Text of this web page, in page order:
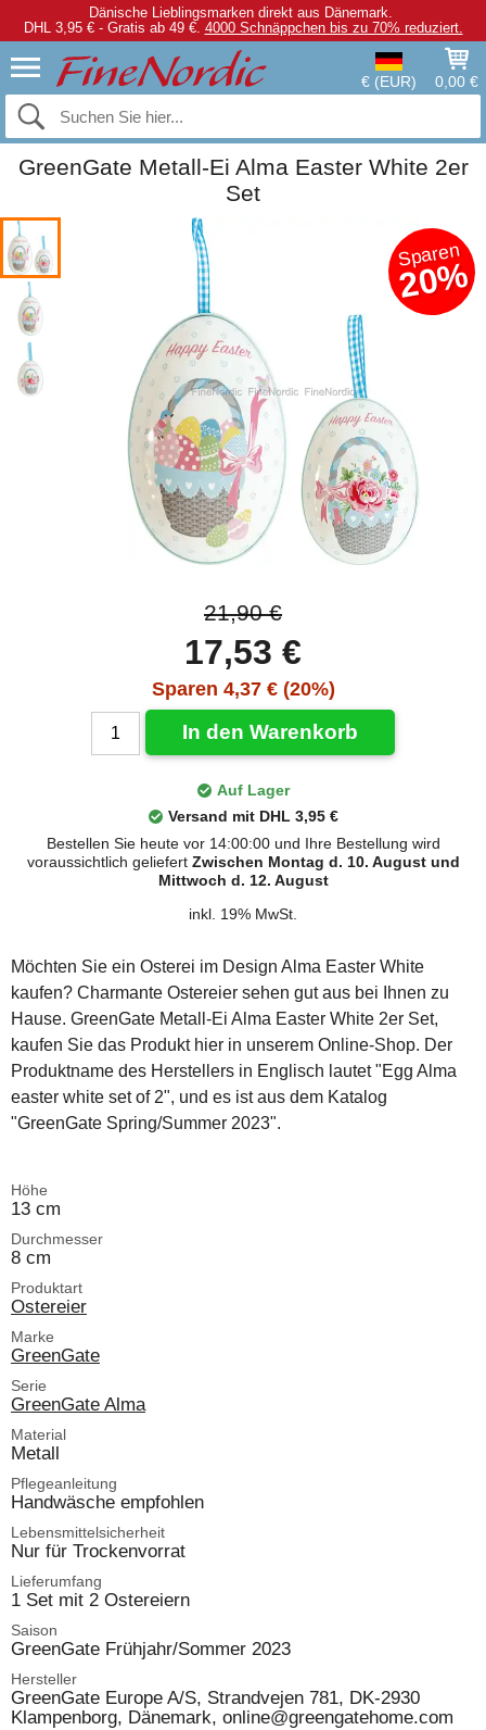
Dänische Lieblingsmarken direkt aus Dänemark.
DHL 3,95 € - Gratis ab 49 €. 4000 Schnäppchen bis zu 70% reduziert.
€ (EUR) 0,00 €
GreenGate Metall-Ei Alma Easter White 2er
Set
Sparen
20%
21,90 €
17,53 €
Sparen 4,37 € (20%)
In den Warenkorb
Auf Lager
Versand mit DHL 3,95 €
Bestellen Sie heute vor 14:00:00 und Ihre Bestellung wird
voraussichtlich geliefert Zwischen Montag d. 10. August und
Mittwoch d. 12. August
inkl. 19% MwSt.
Möchten Sie ein Osterei im Design Alma Easter White
kaufen? Charmante Ostereier sehen gut aus bei Ihnen zu
Hause. GreenGate Metall-Ei Alma Easter White 2er Set,
kaufen Sie das Produkt hier in unserem Online-Shop. Der
Produktname des Herstellers in Englisch lautet "Egg Alma
easter white set of 2", und es ist aus dem Katalog
"GreenGate Spring/Summer 2023".
Höhe
13 cm
Durchmesser
8 cm
Produktart
Ostereier
Marke
GreenGate
Serie
GreenGate Alma
Material
Metall
Pflegeanleitung
Handwäsche empfohlen
Lebensmittelsicherheit
Nur für Trockenvorrat
Lieferumfang
1 Set mit 2 Ostereiern
Saison
GreenGate Frühjahr/Sommer 2023
Hersteller
GreenGate Europe A/S, Strandvejen 781, DK-2930
Klampenborg, Dänemark, online@greengatehome.com